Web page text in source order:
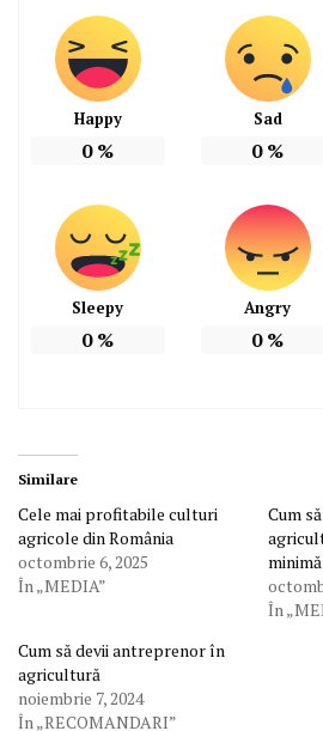
Happy
0%
Sad
0%
Sleepy
0%
Angry
0%
Similare
Cele mai profitabile culturi
agricole din România
octombrie 6, 2025
În „MEDIA”
Cum
minimă
În
Cum să devii antreprenor în
agricultură
noiembrie 7, 2024
În „RECOMANDARI”